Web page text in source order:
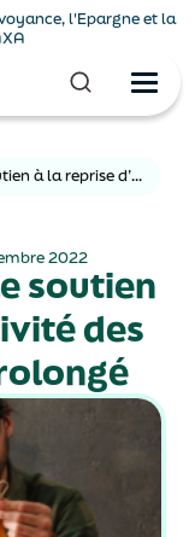
l'Epargne et la
Arrêt de travail : le soutien à la reprise d’activité des indépendants prolongé
2022
soutien
des